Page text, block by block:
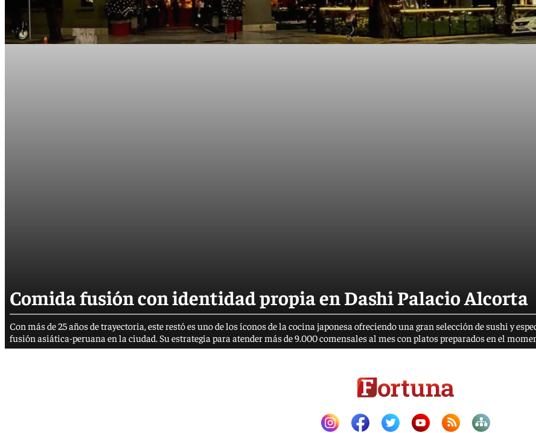
Comida fusión con identidad propia en Dashi Palacio Alcorta
Con más de 25 años de trayectoria, este restó es uno de los íconos de la cocina japonesa ofreciendo una gran selección de sushi y
fusión asiática-peruana en la ciudad. Su estrategia para atender más de 9.000 comensales al mes con platos preparados en el